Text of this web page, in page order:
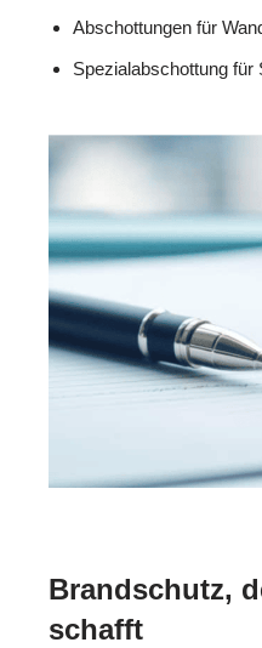
Abschottungen für
Spezialabschottung für
Brandschutz,
schafft